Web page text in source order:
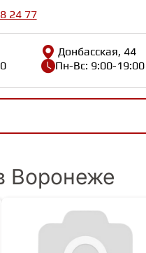
24 77
Донбасская, 44
Пн-Вс: 9:00-19:00
Воронеже